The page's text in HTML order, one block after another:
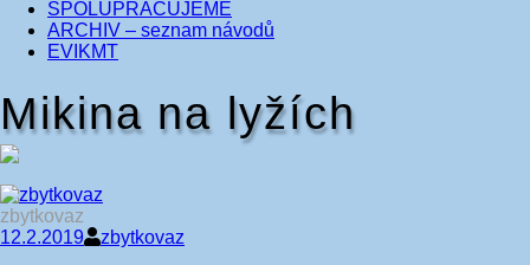
SPOLUPRACUJEME
ARCHIV – seznam návodů
EVIKMT
Mikina na lyžích
zbytkovaz
12.2.2019
zbytkovaz